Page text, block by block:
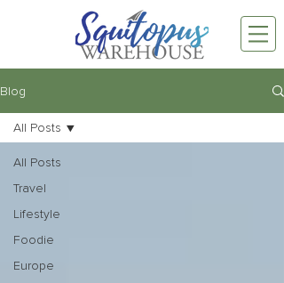
Blog
All Posts
Travel
Lifestyle
Foodie
Europe
All Posts